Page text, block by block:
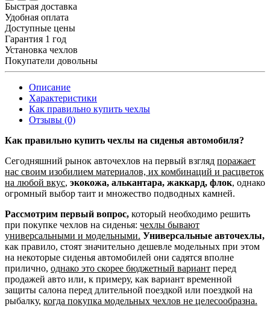
Быстрая доставка
Удобная оплата
Доступные цены
Гарантия 1 год
Установка чехлов
Покупатели довольны
Описание
Характеристики
Как правильно купить чехлы
Отзывы (0)
Как правильно купить чехлы на сиденья автомобиля?
Сегодняшний рынок авточехлов на первый взгляд поражает
нас своим изобилием материалов, их комбинаций и расцветок
на любой вкус, экокожа, алькантара, жаккард, флок, однако
огромный выбор таит и множество подводных камней.
Рассмотрим первый вопрос, который необходимо решить
при покупке чехлов на сиденья: чехлы бывают
универсальными и модельными. Универсальные авточехлы,
как правило, стоят значительно дешевле модельных при этом
на некоторые сиденья автомобилей они садятся вполне
прилично, однако это скорее бюджетный вариант перед
продажей авто или, к примеру, как вариант временной
защиты салона перед длительной поездкой или поездкой на
рыбалку, когда покупка модельных чехлов не целесообразна.